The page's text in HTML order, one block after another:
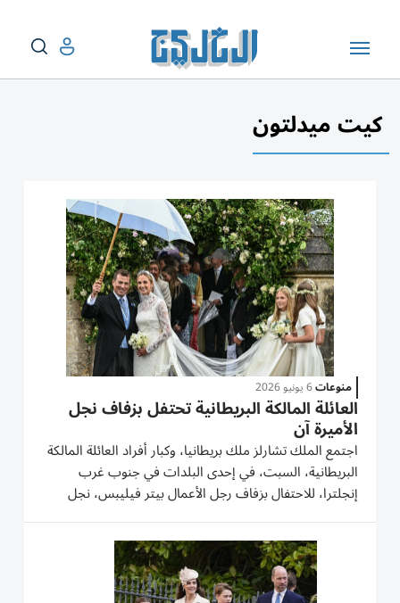
كيت ميدلتون
منوعات6 يونيو 2026
العائلة المالكة البريطانية تحتفل بزفاف نجل
الأميرة آن
اجتمع الملك تشارلز ملك بريطانيا، وكبار أفراد ‌العائلة المالكة
البريطانية، السبت، في ​إحدى ⁠البلدات في جنوب ‌غرب
إنجلترا، للاحتفال ‌بزفاف رجل الأعمال بيتر فيليبس، نجل
الأميرة آن على الممرضة ‌هارييت سبيرلينج. وانضم إلى آن
زوجها ⁠تيموثي لورانس، في الحفل الخاص المقام في...